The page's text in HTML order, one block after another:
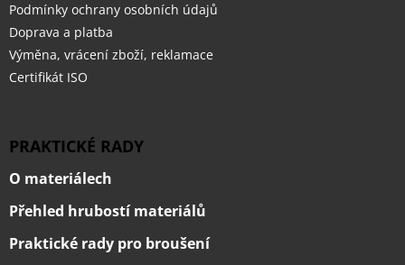
Podmínky ochrany osobních údajů
Doprava a platba
Výměna, vrácení zboží, reklamace
Certifikát ISO
PRAKTICKÉ RADY
O materiálech
Přehled hrubostí materiálů
Praktické rady pro broušení